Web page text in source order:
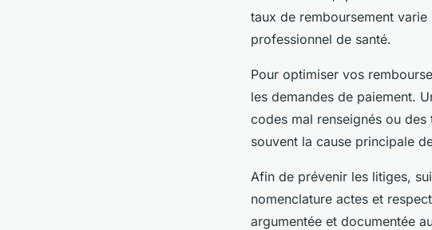
taux de remboursement
professionnel de santé.
Pour optimiser vos
les demandes de paiement.
codes mal renseignés ou
souvent la cause principale
Afin de prévenir les litiges,
nomenclature actes et
argumentée et documentée